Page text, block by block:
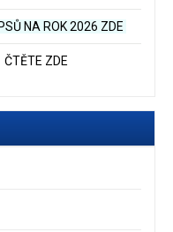
NA ROK 2026 ZDE
ZDE